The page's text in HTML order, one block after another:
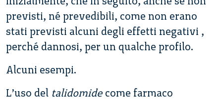
previsti, né prevedibili, come non erano
stati previsti alcuni degli effetti negativi ,
perché dannosi, per un qualche profilo.
Alcuni esempi.
L’uso del talidomide come farmaco